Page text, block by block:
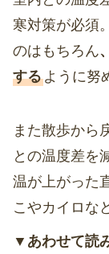
寒対策が必須
のはもちろん、
する ように努
また散歩から
との温度差を
温が上がった
こやカイロな
▼あわせて読